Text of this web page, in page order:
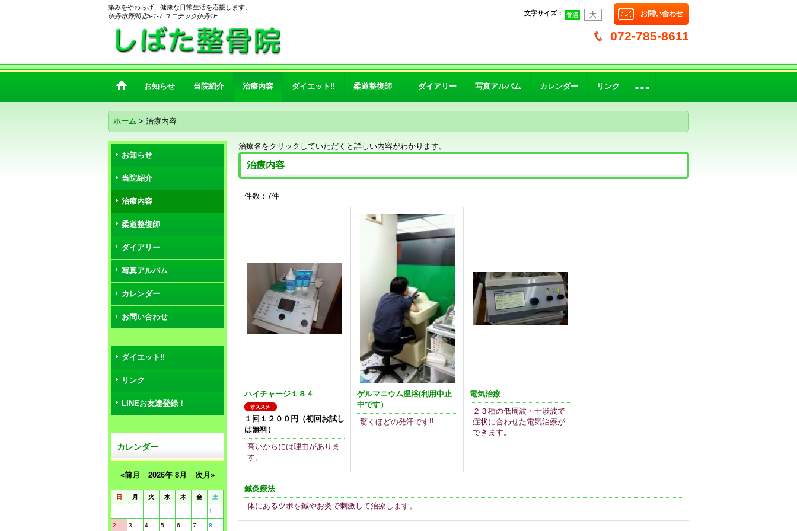
痛みをやわらげ、健康な日常生活を応援します。
伊丹市野間北5-1-7 ユニテック伊丹1F
お問い合わせ
文字サイズ：
072-785-8611
お知らせ 当院紹介 治療内容 ダイエット!! 柔道整復師 ダイアリー 写真アルバム カレンダー リンク
ホーム > 治療内容
お知らせ
当院紹介
治療内容
柔道整復師
ダイアリー
写真アルバム
カレンダー
お問い合わせ
ダイエット!!
リンク
LINEお友達登録！
カレンダー
«前月 2026年 8月 次月»
日 月 火 水 木 金 土
1
2 3 4 5 6 7 8
治療名をクリックしていただくと詳しい内容がわかります。
治療内容
件数 ： 7件
ハイチャージ１８４
１回１２００円（初回お試し
は無料）
高いからには理由がありま
す。
ゲルマニウム温浴(利用中止
中です）
驚くほどの発汗です!!
電気治療
２３種の低周波・干渉波で
症状に合わせた電気治療が
できます。
鍼灸療法
体にあるツボを鍼やお灸で刺激して治療します。